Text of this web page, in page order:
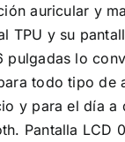
auricular y
TPU y su
pulgadas lo
todo tipo de
y para el día a
Pantalla LCD